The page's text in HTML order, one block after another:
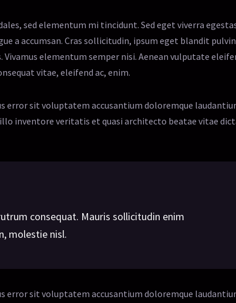
sed elementum mi tincidunt. Sed eget viverra
a accumsan. Cras sollicitudin, ipsum eget blandit
Vivamus elementum semper nisi. Aenean vulputate
vitae, eleifend ac, enim.
error sit voluptatem accusantium doloremque
inventore veritatis et quasi architecto beatae vitae
consequat. Mauris sollicitudin enim
molestie nisl.
error sit voluptatem accusantium doloremque